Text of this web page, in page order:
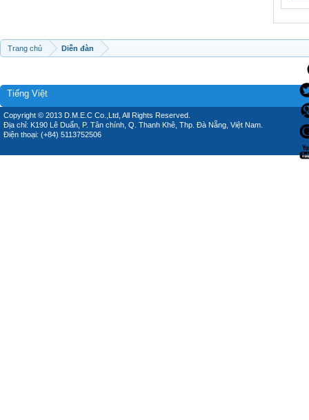
Trang chủ Diễn đàn
Tiếng Việt
Copyright © 2013 D.M.E.C Co.,Ltd, All Rights Reserved.
Địa chỉ: K190 Lê Duẩn, P. Tân chính, Q. Thanh Khê, Thp. Đà Nẵng, Việt Nam.
Điện thoại: (+84) 5113752506